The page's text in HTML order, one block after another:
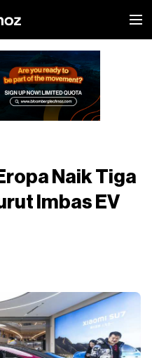
Naik Tiga
Imbas EV